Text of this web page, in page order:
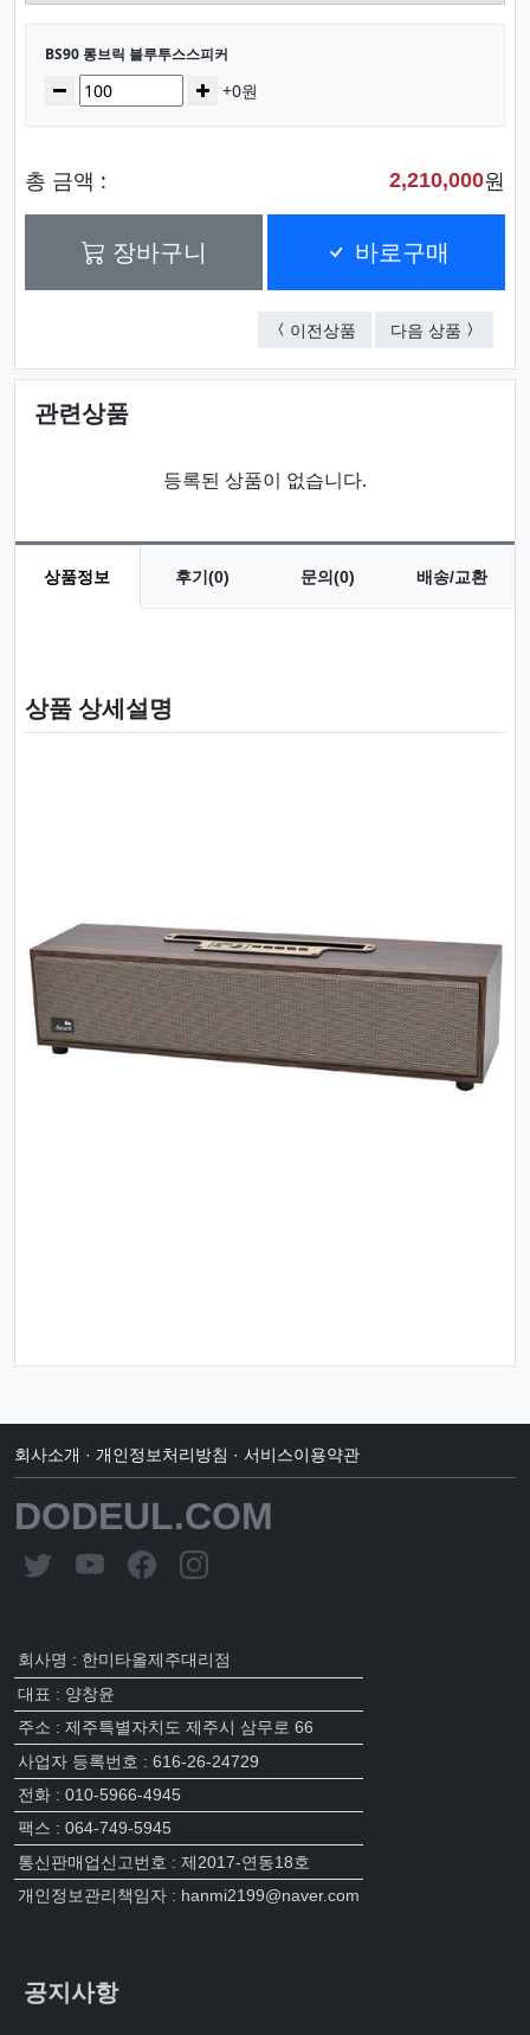
선택된 옵션
BS90 롱브릭 블루투스스피커
수량감소 증가+0원
총 금액 : 2,210,000원
장바구니 바로구매
이전상품 BS80 불멍블루투스
다음 상품 BS08
관련상품
등록된 상품이 없습니다.
상품정보 후기(0) 문의(0) 배송/교환
상품 상세설명
회사소개 · 개인정보처리방침 · 서비스이용약관
DODEUL.COM
회사명 : 한미타올제주대리점
대표 : 양창윤
주소 : 제주특별자치도 제주시 삼무로 66
사업자 등록번호 : 616-26-24729
전화 : 010-5966-4945
팩스 : 064-749-5945
통신판매업신고번호 : 제2017-연동18호
개인정보관리책임자 : hanmi2199@naver.com
공지사항